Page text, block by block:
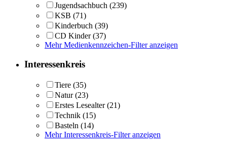
Jugendsachbuch (239)
KSB (71)
Kinderbuch (39)
CD Kinder (37)
Mehr Medienkennzeichen-Filter anzeigen
Interessenkreis
Tiere (35)
Natur (23)
Erstes Lesealter (21)
Technik (15)
Basteln (14)
Mehr Interessenkreis-Filter anzeigen